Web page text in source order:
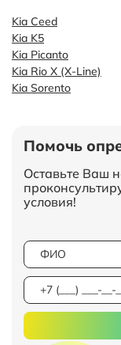
Kia Ceed
Kia K5
Kia Picanto
Kia Rio X (X-Line)
Kia Sorento
Помочь
Оставьте Ваш
условия!